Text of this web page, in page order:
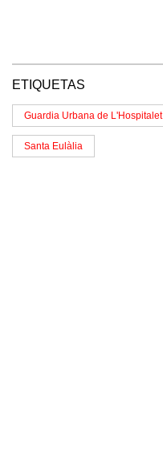
ETIQUETAS
Guardia Urbana de L'Hospitalet
Santa Eulàlia